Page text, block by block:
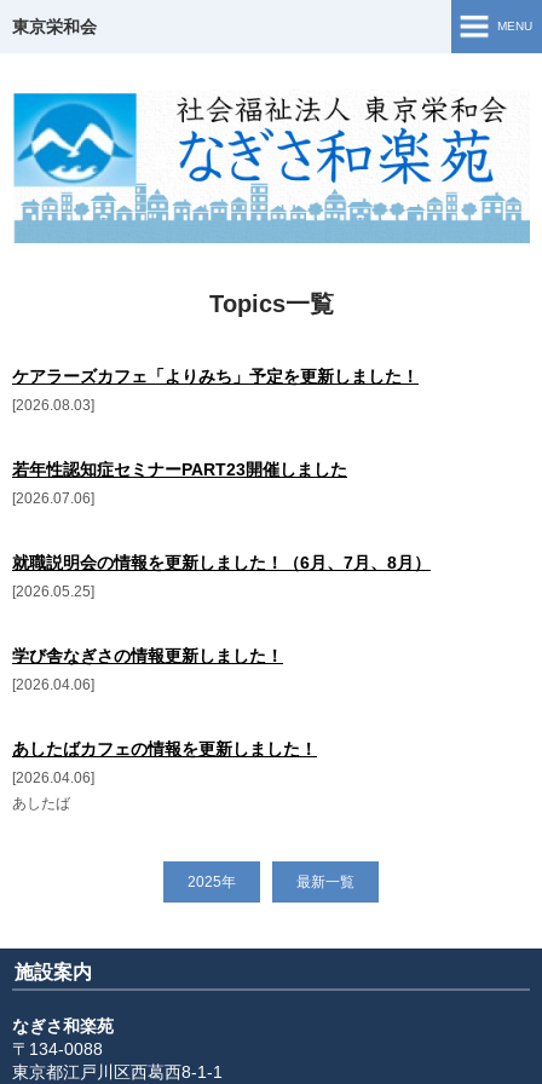
東京栄和会 MENU
介護保険事業
ご相談窓口・支援事業
生活・活動の様子
Topics
更新情報
採用情報
ボランティアしてみませんか
相談窓口一覧
Topics一覧
2026.08.03
ケアラーズカフェ「よりみち」予定を更新しました！
2026.07.06
若年性認知症セミナーPART23開催しました
2026.05.25
就職説明会の情報を更新しました！（6月、7月、8月）
2026.04.06
学び舎なぎさの情報更新しました！
2026.04.06
あしたばカフェの情報を更新しました！
あしたば
2025年 最新一覧
施設案内
なぎさ和楽苑
〒134-0088
東京都江戸川区西葛西8-1-1